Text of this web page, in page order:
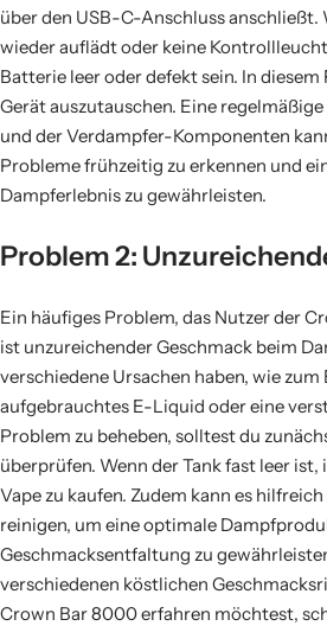
über den USB-C-Anschluss anschließt.
wieder auflädt oder keine
Batterie leer oder defekt sein. In diesem
Gerät auszutauschen. Eine
und der Verdampfer-Komponenten
Probleme frühzeitig zu erkennen und
Dampferlebnis zu gewährleisten.
Problem 2:
Ein häufiges Problem, das Nutzer der
ist unzureichender Geschmack beim
verschiedene Ursachen haben, wie zum
aufgebrauchtes E-Liquid oder eine
Problem zu beheben, solltest du
überprüfen. Wenn der Tank fast leer ist,
Vape zu kaufen. Zudem kann es hilfreich
reinigen, um eine optimale
Geschmacksentfaltung zu
verschiedenen köstlichen
Crown Bar 8000 erfahren möchtest,